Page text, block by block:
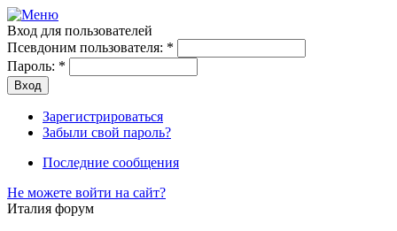
Вход для пользователей
Псевдоним пользователя: *
Пароль: *
Зарегистрироваться
Забыли свой пароль?
Последние сообщения
Не можете войти на сайт?
Италия форум